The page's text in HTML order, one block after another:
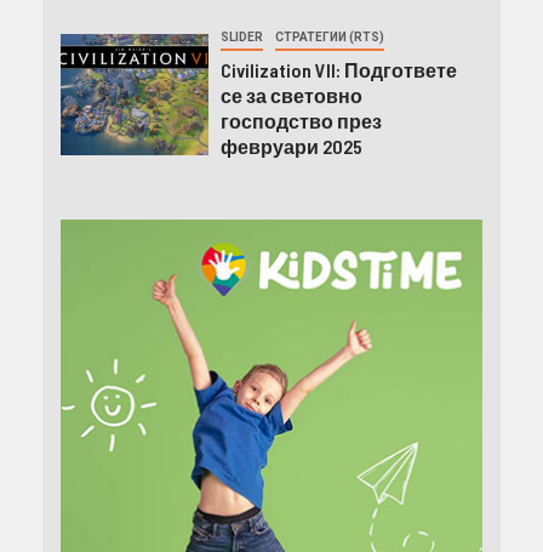
SLIDER СТРАТЕГИИ (RTS)
Civilization VII: Подгответе
се за световно
господство през
февруари 2025